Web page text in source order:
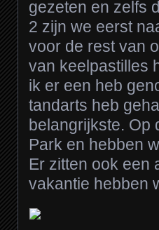
gezeten en zelfs
2 zijn we eerst
voor de rest van
van keelpastilles
ik er een heb
tandarts heb
belangrijkste. Op
Park en hebben
Er zitten ook een
vakantie hebben